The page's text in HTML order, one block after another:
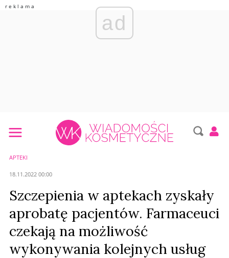
ad
APTEKI
18.11.2022 00:00
Szczepienia w aptekach zyskały
aprobatę pacjentów. Farmaceuci
czekają na możliwość
wykonywania kolejnych usług